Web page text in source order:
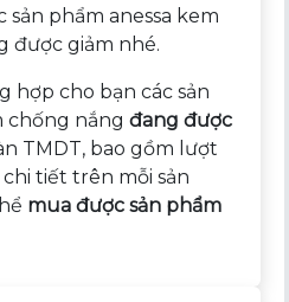
sản phẩm anessa kem
được giảm nhé.
hợp cho bạn các sản
chống nắngđang được
TMDT, bao gồm lượt
tiết trên mỗi sản
mua được sản phẩm